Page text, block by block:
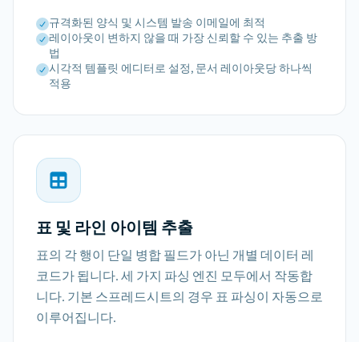
규격화된 양식 및 시스템 발송 이메일에 최적
레이아웃이 변하지 않을 때 가장 신뢰할 수 있는 추출 방
법
시각적 템플릿 에디터로 설정, 문서 레이아웃당 하나씩
적용
표 및 라인 아이템 추출
표의 각 행이 단일 병합 필드가 아닌 개별 데이터 레
코드가 됩니다. 세 가지 파싱 엔진 모두에서 작동합
니다. 기본 스프레드시트의 경우 표 파싱이 자동으로
이루어집니다.